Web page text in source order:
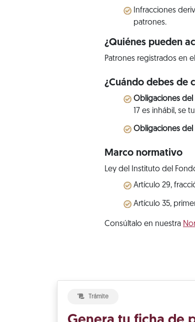
Infracciones
patrones.
¿Quiénes pueden
Patrones registrados en
¿Cuándo debes de
Obligaciones
17 es inhábil, se
Obligaciones
Marco normativo
Ley del Instituto del
Artículo 29,
Artículo 35,
Consúltalo en nuestra
Trámite